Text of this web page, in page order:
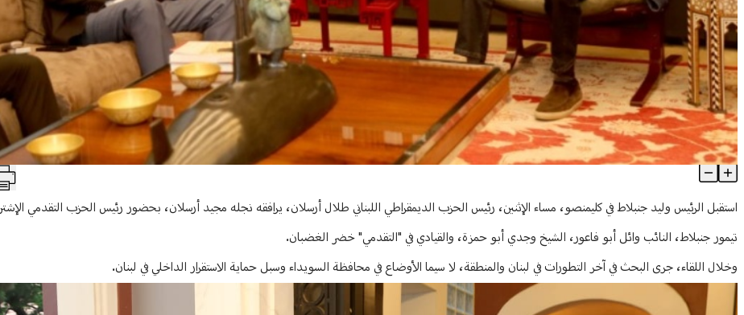
جنبلاط عرض التطورات مع أرسلان
Article Content
استقبل الرئيس وليد جنبلاط في كليمنصو، مساء الإثنين، رئيس الحزب الديمقراطي اللبناني طلال أرسلان، يرافقه نجله مجيد أرسلان، بحضور رئيس الحزب التقدمي
تيمور جنبلاط، النائب وائل أبو فاعور، الشيخ وجدي أبو حمزة، والقيادي في "التقدمي" خضر الغضبان.
وخلال اللقاء، جرى البحث في آخر التطورات في لبنان والمنطقة، لا سيما الأوضاع في محافظة السويداء وسبل حماية الاستقرار الداخلي في لبنان.